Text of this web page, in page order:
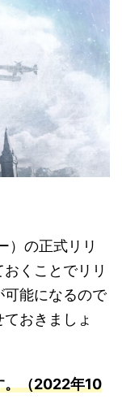
）の正式リリ
くことでリリ
能になるので
おきましょ
。（2022年10